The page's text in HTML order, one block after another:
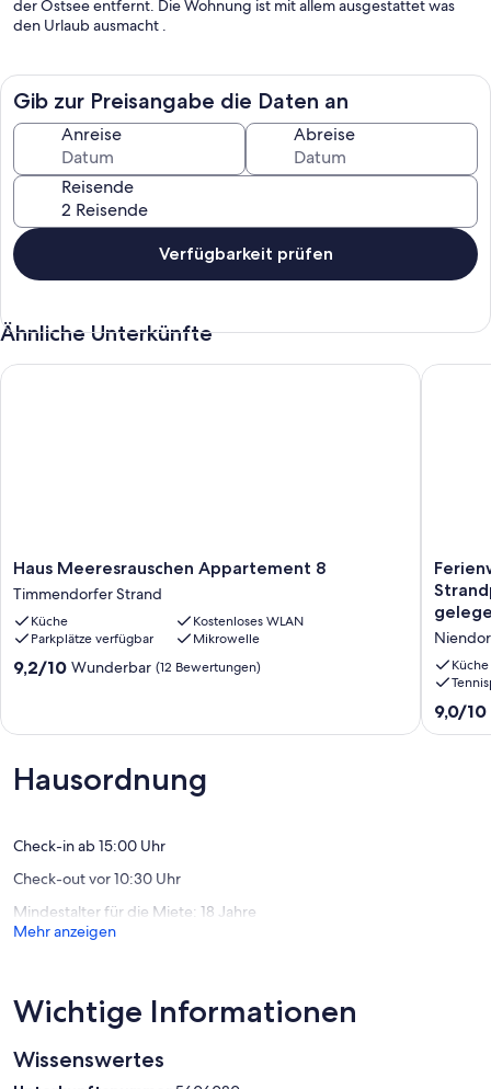
der Ostsee entfernt. Die Wohnung ist mit allem ausgestattet was
den Urlaub ausmacht .
Gib zur Preisangabe die Daten an
Anreise Abreise
Reisende
Verfügbarkeit prüfen
Ähnliche Unterkünfte
Haus
Meeresrauschen
Appartement
8
Timmendorfer
Strand
Haus Meeresrauschen Appartement 8
Timmendorfer Strand
Küche
Kostenloses WLAN
Parkplätze verfügbar
Mikrowelle
9.2
Bewertungen)
9,2/10 Wunderbar (12 Bewertungen)
Haus Meeresrauschen Appartement 8
direkt
an
der
in
der
1.
Reihe
Küche
9.0
von
9,0/10
Hausordnung
Check-in ab 15:00 Uhr
Check-out vor 10:30 Uhr
Mindestalter für die Miete: 18 Jahre
Mehr anzeigen
Wichtige Informationen
Wissenswertes